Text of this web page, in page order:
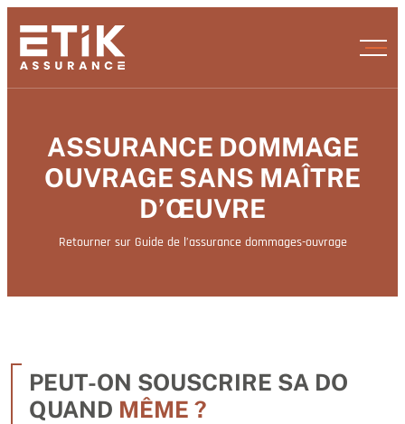
ASSURANCE DOMMAGE
OUVRAGE SANS MAÎTRE
D’ŒUVRE
Retourner sur Guide de l’assurance dommages-ouvrage
PEUT-ON SOUSCRIRE SA DO
QUAND MÊME ?